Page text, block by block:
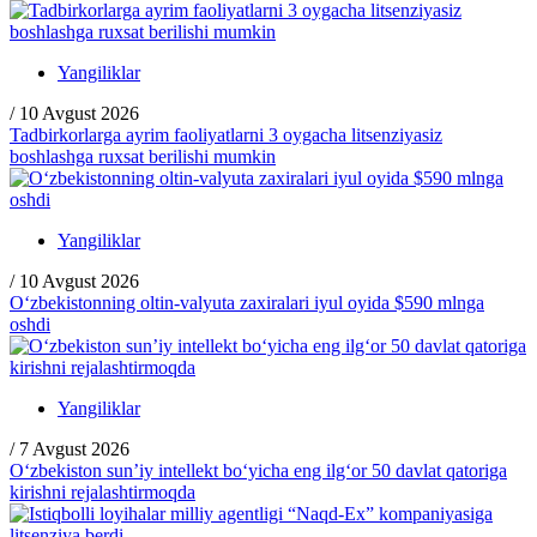
Yangiliklar
/ 10 Avgust 2026
Tadbirkorlarga ayrim faoliyatlarni 3 oygacha litsenziyasiz
boshlashga ruxsat berilishi mumkin
Yangiliklar
/ 10 Avgust 2026
O‘zbekistonning oltin-valyuta zaxiralari iyul oyida $590 mlnga
oshdi
Yangiliklar
/ 7 Avgust 2026
O‘zbekiston sun’iy intellekt bo‘yicha eng ilg‘or 50 davlat qatoriga
kirishni rejalashtirmoqda